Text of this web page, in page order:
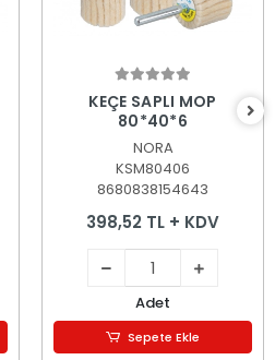
KEÇE SAPLI MOP
80*40*6
NORA
KSM80406
8680838154643
398,52 TL + KDV
Adet
Sepete Ekle